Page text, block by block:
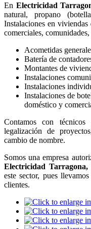
En Electricidad
natural, propano
Instalaciones en
comerciales,
Acometidas
Batería de
Montantes de
Instalaciones
Instalaciones
Instalaciones de
doméstico y
Contamos con técnicos
legalización de
cambio de nombre.
Somos una empresa
Electricidad Tarragona,
este sector, pues
clientes.